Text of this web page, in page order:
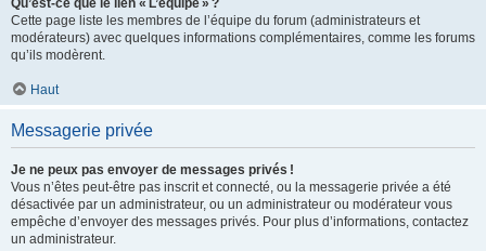
Qu’est-ce que le lien « L’équipe » ?
Cette page liste les membres de l’équipe du forum (administrateurs et
modérateurs) avec quelques informations complémentaires, comme les forums
qu’ils modèrent.
Haut
Messagerie privée
Je ne peux pas envoyer de messages privés !
Vous n’êtes peut-être pas inscrit et connecté, ou la messagerie privée a été
désactivée par un administrateur, ou un administrateur ou modérateur vous
empêche d’envoyer des messages privés. Pour plus d’informations, contactez
un administrateur.